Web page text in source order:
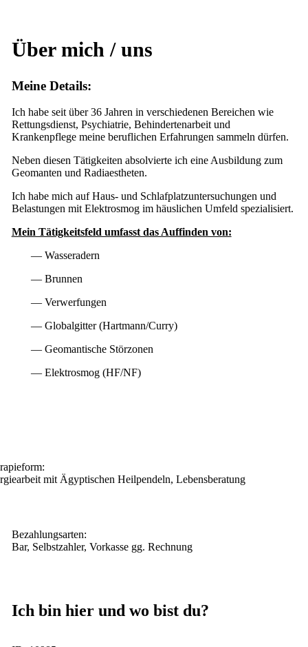
Über mich / uns
Meine Details:
Ich habe seit über 36 Jahren in verschiedenen Bereichen wie
Rettungsdienst, Psychiatrie, Behindertenarbeit und
Krankenpflege meine beruflichen Erfahrungen sammeln dürfen.
Neben diesen Tätigkeiten absolvierte ich eine Ausbildung zum
Geomanten und Radiaestheten.
Ich habe mich auf Haus- und Schlafplatzuntersuchungen und
Belastungen mit Elektrosmog im häuslichen Umfeld spezialisiert.
Mein Tätigkeitsfeld umfasst das Auffinden von:
— Wasseradern
— Brunnen
— Verwerfungen
— Globalgitter (Hartmann/Curry)
— Geomantische Störzonen
— Elektrosmog (HF/NF)
mit Ägyptischen Heilpendeln, Lebensberatung
Bezahlungsarten:
Bar, Selbstzahler, Vorkasse gg. Rechnung
Ich bin hier und wo bist du?